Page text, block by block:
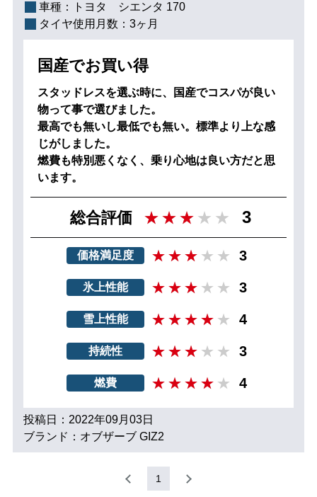
車種：
トヨタ シエンタ 170
タイヤ使用月数： 3ヶ月
国産でお買い得
スタッドレスを選ぶ時に、国産でコスパが良い
物って事で選びました。
最高でも無いし最低でも無い。標準より上な感
じがしました。
燃費も特別悪くなく、乗り心地は良い方だと思
います。
総合評価 3
価格満足度 3
氷上性能 3
雪上性能 4
持続性 3
燃費 4
投稿日：2022年09月03日
ブランド：オブザーブ GIZ2
1